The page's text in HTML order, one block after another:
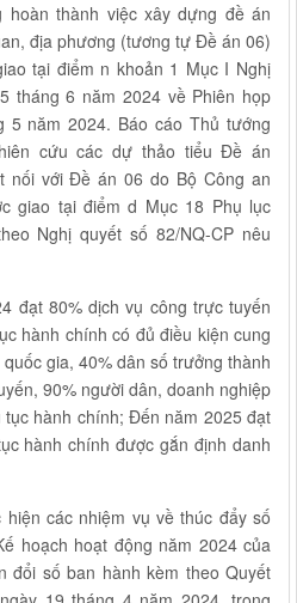
hoàn thành việc xây dựng đề án
địa phương (tương tự Đề án 06)
tại điểm n khoản 1 Mục I Nghị
tháng 6 năm 2024 về Phiên họp
5 năm 2024. Báo cáo Thủ tướng
cứu các dự thảo tiểu Đề án
nối với Đề án 06 do Bộ Công an
giao tại điểm d Mục 18 Phụ lục
Nghị quyết số 82/NQ-CP nêu
đạt 80% dịch vụ công trực tuyến
hành chính có đủ điều kiện cung
gia, 40% dân số trưởng thành
90% người dân, doanh nghiệp
hành chính; Đến năm 2025 đạt
hành chính được gắn định danh
các nhiệm vụ về thúc đẩy số
hoạch hoạt động năm 2024 của
đổi số ban hành kèm theo Quyết